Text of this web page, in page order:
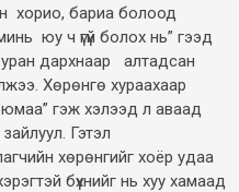
хорио, бариа болоод
юу ч үгүй болох нь” гээд
уран дархнаар алтадсан
Хөрөнгө хураахаар
юмаа” гэж хэлээд л аваад
Гэтэл
хөрөнгийг хоёр удаа
бүхнийг нь хуу хамаад